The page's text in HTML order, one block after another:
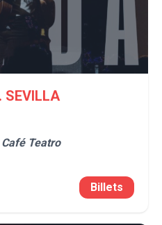
SEVILLA
Teatro
Billets